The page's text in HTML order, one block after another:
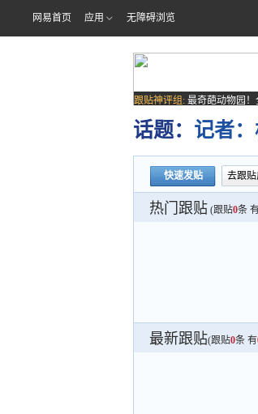
网易首页 应用 无障碍浏览
跟贴神评组: 最奇葩动物园
场子
话题： 记者
快速发贴 去跟
热门跟贴 (跟贴0条
最新跟贴(跟贴0条 有